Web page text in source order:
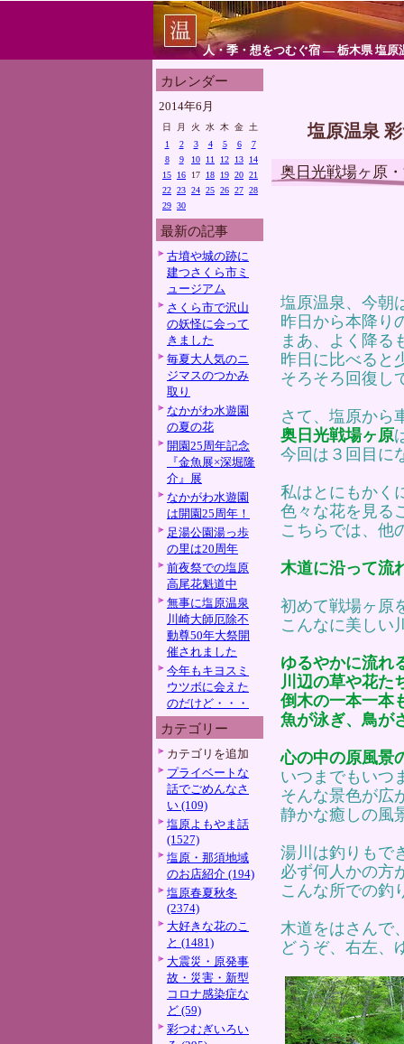
人・季・想をつむぐ宿 ― 栃木県 塩原
カレンダー
2014年6月
日 月 火 水 木 金
土
1
2 3 4 5 6
7
8
9 10 11 12 13
14
15
16 17 18 19 20 21
22 23 24 25 26 27 28
29 30
最新の記事
古墳や城の跡に
建つさくら市ミ
ュージアム
さくら市で沢山
の妖怪に会って
きました
毎夏大人気のニ
ジマスのつかみ
取り
なかがわ水遊園
の夏の花
開園25周年記念
『金魚展×深堀隆
介』展
なかがわ水遊園
は開園25周年！
足湯公園湯っ歩
の里は20周年
前夜祭での塩原
高尾花魁道中
無事に塩原温泉
川崎大師厄除不
動尊50年大祭開
催されました
今年もキヨスミ
ウツボに会えた
のだけど・・・
カテゴリー
カテゴリを追加
プライベートな
話でごめんなさ
い (109)
塩原よもやま話
(1527)
塩原・那須地域
のお店紹介 (194)
塩原春夏秋冬
(2374)
大好きな花のこ
と (1481)
大震災・原発事
故・災害・新型
コロナ感染症な
ど (59)
彩つむぎいろい
塩原温泉
奥日光戦場ヶ原
塩原温泉、今朝
昨日から本降り
まあ、よく降る
昨日に比べると
そろそろ回復し
さて、塩原から
奥日光戦場ヶ原
今回は３回目に
私はとにもかく
色々な花を見る
こちらでは、他
木道に沿って流
初めて戦場ヶ原
こんなに美しい
ゆるやかに流れ
川辺の草や花た
倒木の一本一本
魚が泳ぎ、鳥が
心の中の原風景
いつまでもいつ
そんな景色が広
静かな癒しの風
湯川は釣りもで
必ず何人かの方
こんな所での釣
木道をはさんで
どうぞ、右左、